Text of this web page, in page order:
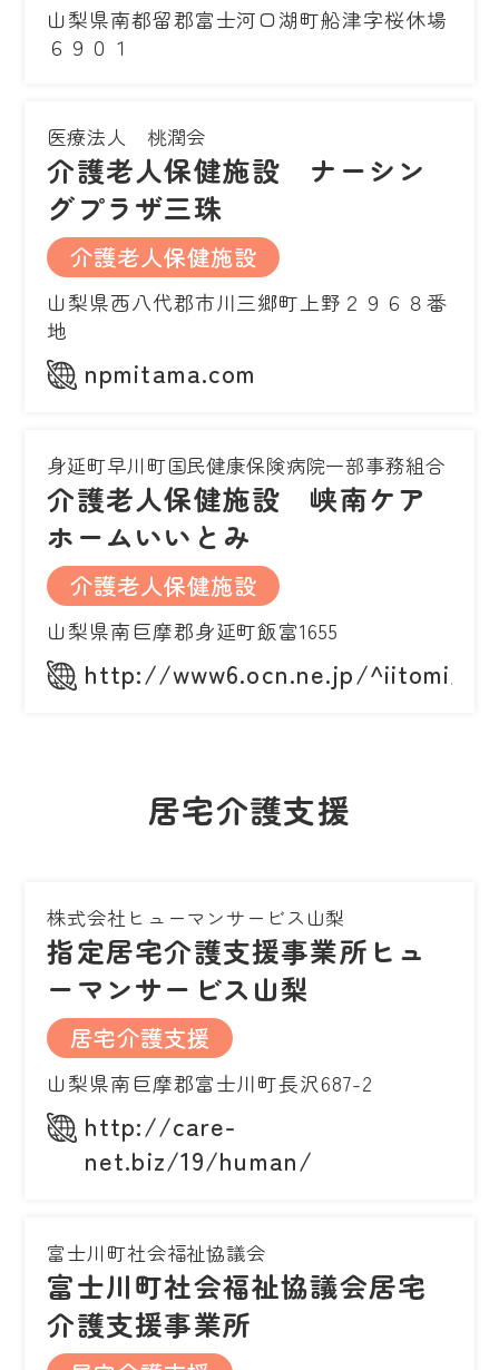
山梨県南都留郡富士河口湖町船津字桜休場
６９０１
医療法人 桃潤会
介護老人保健施設 ナーシン
グプラザ三珠
介護老人保健施設
山梨県西八代郡市川三郷町上野２９６８番
地
npmitama.com
身延町早川町国民健康保険病院一部事務組合
介護老人保健施設 峡南ケア
ホームいいとみ
介護老人保健施設
山梨県南巨摩郡身延町飯富1655
http://www6.ocn.ne.jp/^iitomi/
居宅介護支援
株式会社ヒューマンサービス山梨
指定居宅介護支援事業所ヒュ
ーマンサービス山梨
居宅介護支援
山梨県南巨摩郡富士川町長沢687-2
http://care-
net.biz/19/human/
富士川町社会福祉協議会
富士川町社会福祉協議会居宅
介護支援事業所